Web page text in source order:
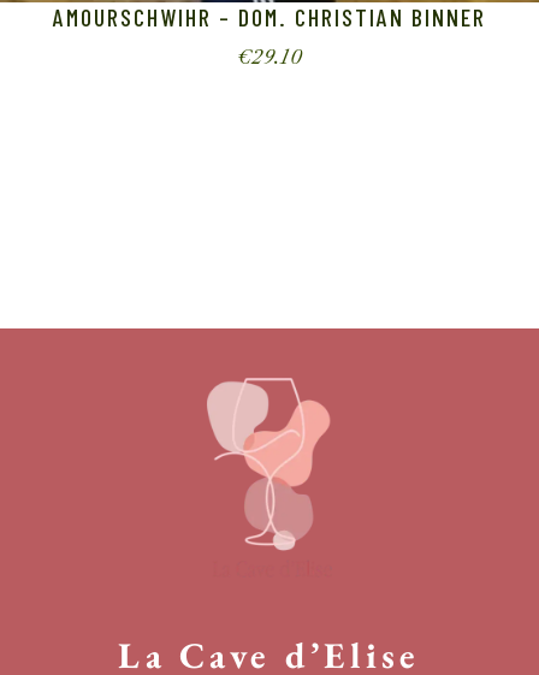
AMOURSCHWIHR – DOM. CHRISTIAN BINNER
€29.10
La Cave d’Elise